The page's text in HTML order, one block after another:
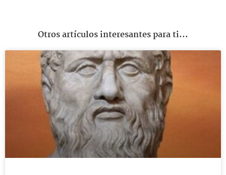
Otros artículos interesantes para ti...